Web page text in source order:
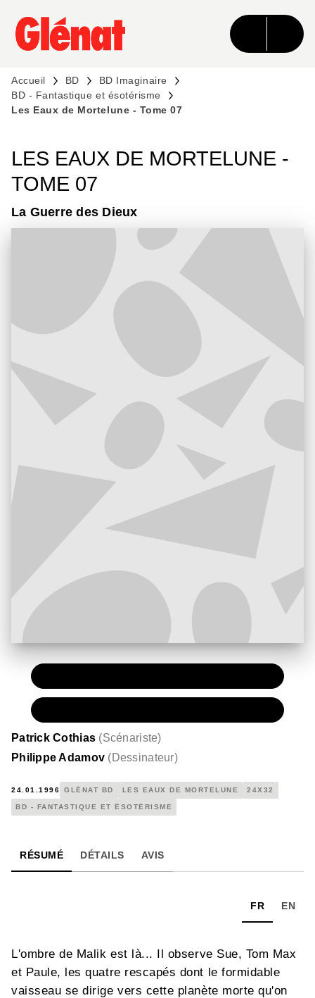
MENU RECHERCHE CONTENU
PIED DE PAGE
Accueil BD
BD Imaginaire
BD - Fantastique et ésotérisme
Les Eaux de Mortelune - Tome 07
LES EAUX DE MORTELUNE -
TOME 07
La Guerre des Dieux
Patrick Cothias (Scénariste)
Philippe Adamov (Dessinateur)
24.01.1996 GLÉNAT BD LES EAUX DE MORTELUNE 24X32
BD - FANTASTIQUE ET ÉSOTÉRISME
RÉSUMÉ DÉTAILS AVIS
FR EN
L'ombre de Malik est là... Il observe Sue, Tom Max
et Paule, les quatre rescapés dont le formidable
vaisseau se dirige vers cette planète morte qu'on